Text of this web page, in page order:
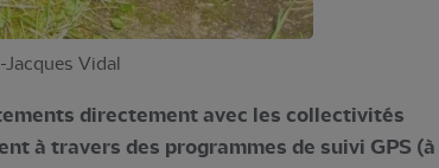
Vidal
directement avec les collectivités
à travers des programmes de suivi GPS (à